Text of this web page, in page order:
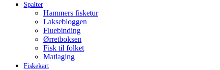
Spalter
Hammers fisketur
Laksebloggen
Fluebinding
Ørretboksen
Fisk til folket
Matlaging
Fiskekart